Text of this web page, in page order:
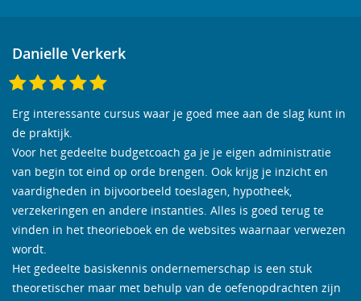
Danielle Verkerk
Erg interessante cursus waar je goed mee aan de slag kunt in
de praktijk.
Voor het gedeelte budgetcoach ga je je eigen administratie
van begin tot eind op orde brengen. Ook krijg je inzicht en
vaardigheden in bijvoorbeeld toeslagen, hypotheek,
verzekeringen en andere instanties. Alles is goed terug te
vinden in het theorieboek en de websites waarnaar verwezen
wordt.
Het gedeelte basiskennis ondernemerschap is een stuk
theoretischer maar met behulp van de oefenopdrachten zijn